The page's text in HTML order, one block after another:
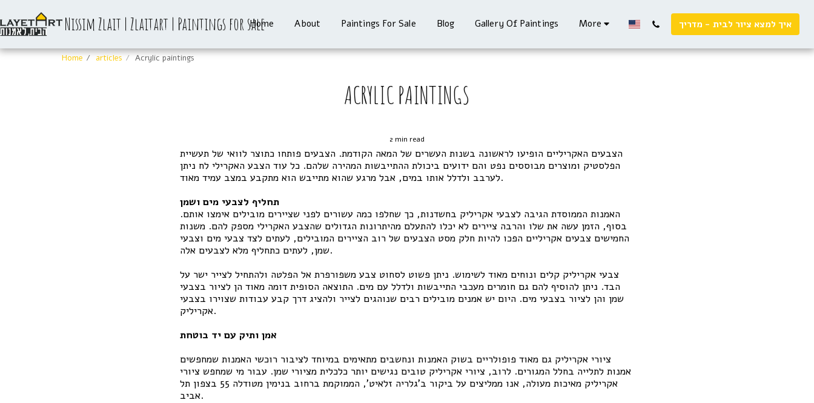
Nissim Zlait | Zlaitart | Paintings for sale
Home About Paintings For Sale Blog Gallery Of Paintings More איך למצא ציור לבית - מדריך
Home articles Acrylic paintings
ACRYLIC PAINTINGS
2 min read
הצבעים האקריליים הופיעו לראשונה בשנות העשרים של המאה הקודמת. הצבעים פותחו כתוצר לוואי של תעשיית
הפלסטיק ומוצרים מבוססים נפט והם ידועים ביכולת ההתייבשות המהירה שלהם. כל עוד הצבע האקרילי לח ניתן
לערבב ולדלל אותו במים, אבל מרגע שהוא מתייבש הוא מתקבע במצב עמיד מאוד.
תחליף לצבעי מים ושמן
האמנות הממוסדת הגיבה לצבעי אקריליק בחשדנות, כך שחלפו כמה עשורים לפני שציירים מובילים אימצו אותם.
בסוף, הזמן עשה את שלו והרבה ציירים לא יכלו להתעלם מהיתרונות הגדולים שהצבע האקרילי מספק להם. משנות
החמישים צבעים אקריליים הפכו להיות חלק מסט הצבעים של רוב הציירים המובילים, לעתים לצד צבעי מים וצבעי
שמן, לעתים כתחליף מלא לצבעים אלה.
צבעי אקריליק קלים ונוחים מאוד לשימוש. ניתן פשוט לסחוט צבע משפורפרת אל הפלטה ולהתחיל לצייר ישר על
הבד. ניתן להוסיף להם גם חומרים מעכבי התייבשות ולדלל עם מים. התוצאה הסופית דומה מאוד הן לציור בצבעי
שמן והן לציור בצבעי מים. היום יש אמנים מובילים רבים שנוהגים לצייר ולהציג דרך קבע עבודות שצוירו בצבעי
אקריליק.
אמן ותיק עם יד בוטחת
ציורי אקריליק גם מאוד פופולריים בשוק האמנות ונחשבים מתאימים במיוחד לציבור רוכשי האמנות שמחפשים
אמנות לתלייה בחלל המגורים. לרוב, ציורי אקריליק טובים נגישים יותר כלכלית מציורי שמן. עבור מי שמחפש ציורי
אקריליק מאיכות מעולה, אנו ממליצים על ביקור ב'גלריה זלאיט', הממוקמת ברחוב בנימין מטודלה 55 בצפון תל
אביב.